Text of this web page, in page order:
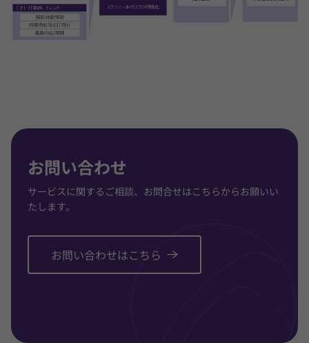
お問い合わせ
サービスに関するご相談、お問合せはこちらからお願いい
たします。
お問い合わせはこちら